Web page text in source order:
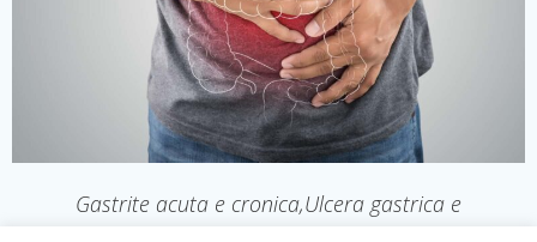
Gastrite acuta e cronica,Ulcera gastrica e